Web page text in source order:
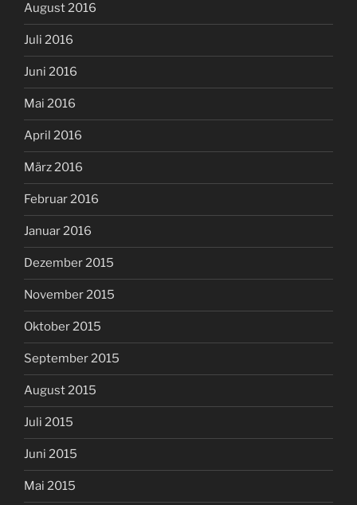
August 2016
Juli 2016
Juni 2016
Mai 2016
April 2016
März 2016
Februar 2016
Januar 2016
Dezember 2015
November 2015
Oktober 2015
September 2015
August 2015
Juli 2015
Juni 2015
Mai 2015